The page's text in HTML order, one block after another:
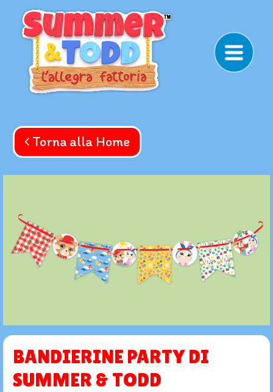
Navigazione principale
Menù torna
Torna alla Home
BANDIERINE PARTY DI
SUMMER & TODD